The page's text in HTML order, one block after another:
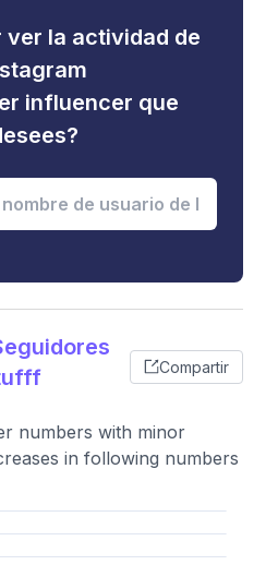
ver la actividad de
influencer que
Compartir
numbers with minor
in following numbers